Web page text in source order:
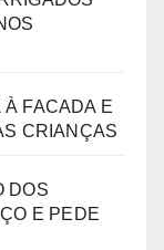
À FACADA E
CRIANÇAS
DOS
E PEDE